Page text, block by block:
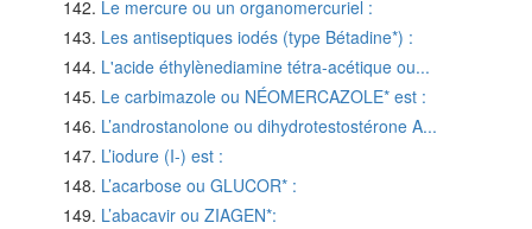
Le mercure ou un organomercuriel :
Les antiseptiques iodés (type Bétadine*) :
L'acide éthylènediamine tétra-acétique ou...
Le carbimazole ou NÉOMERCAZOLE* est :
L’androstanolone ou dihydrotestostérone A...
L’iodure (I-) est :
L’acarbose ou GLUCOR* :
L’abacavir ou ZIAGEN*: